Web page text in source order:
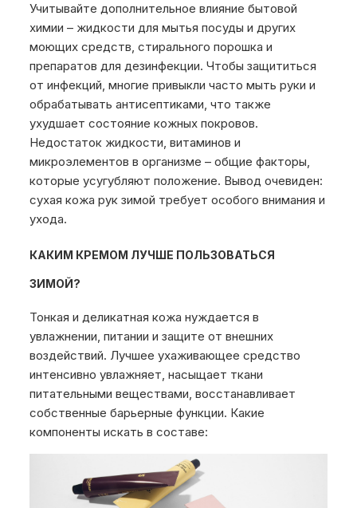
Учитывайте дополнительное влияние бытовой
химии – жидкости для мытья посуды и других
моющих средств, стирального порошка и
препаратов для дезинфекции. Чтобы защититься
от инфекций, многие привыкли часто мыть руки и
обрабатывать антисептиками, что также
ухудшает состояние кожных покровов.
Недостаток жидкости, витаминов и
микроэлементов в организме – общие факторы,
которые усугубляют положение. Вывод очевиден:
сухая кожа рук зимой требует особого внимания и
ухода.
КАКИМ КРЕМОМ ЛУЧШЕ ПОЛЬЗОВАТЬСЯ
ЗИМОЙ?
Тонкая и деликатная кожа нуждается в
увлажнении, питании и защите от внешних
воздействий. Лучшее ухаживающее средство
интенсивно увлажняет, насыщает ткани
питательными веществами, восстанавливает
собственные барьерные функции. Какие
компоненты искать в составе: